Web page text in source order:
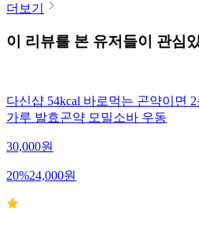
더보기
이 리뷰를 본 유저들이 관심
다신샵 54kcal 바로먹는 곤약이면
가루 발효곤약 모밀소바 우동
30,000원
20%24,000원